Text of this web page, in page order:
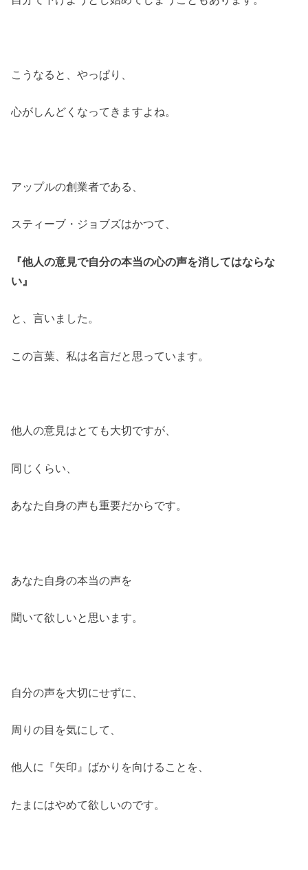
こうなると、やっぱり、
心がしんどくなってきますよね。
アップルの創業者である、
スティーブ・ジョブズはかつて、
『他人の意見で自分の本当の心の声を消してはならな
い』
と、言いました。
この言葉、私は名言だと思っています。
他人の意見はとても大切ですが、
同じくらい、
あなた自身の声も重要だからです。
あなた自身の本当の声を
聞いて欲しいと思います。
自分の声を大切にせずに、
周りの目を気にして、
他人に『矢印』ばかりを向けることを、
たまにはやめて欲しいのです。